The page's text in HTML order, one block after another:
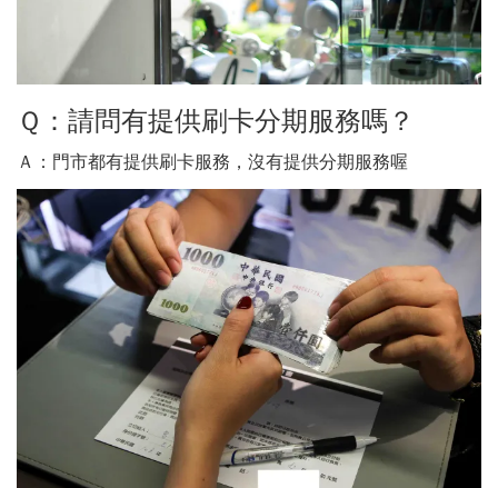
Ｑ：請問有提供刷卡分期服務嗎？
Ａ：門市都有提供刷卡服務，沒有提供分期服務喔